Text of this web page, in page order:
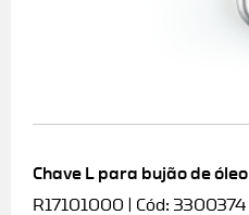
Chave L para bujão de óleo
R17101000 | Cód: 3300374